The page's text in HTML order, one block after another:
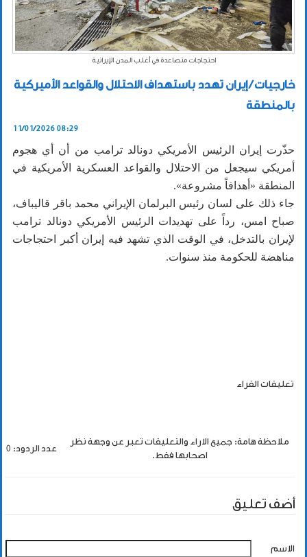
احتجاجات متصاعدة في أغلب المدن الإيرانية
خارجيات / إيران تهدد باستهداف الاحتلال والقواعد الأميركية
بالمنطقة
11/01/2026 08:29
حذّرت إيران الرئيس الأمريكي دونالد ترامب من أن أي هجوم
أمريكي سيجعل من الاحتلال والقواعد العسكرية الأمريكية في
المنطقة «أهدافاً مشروعة».
جاء ذلك على لسان رئيس البرلمان الإيراني محمد باقر قاليباف،
صباح امس، رداً على تهديدات الرئيس الأمريكي دونالد ترامب
لإيران بالتدخل، في الوقت الذي تشهد فيه إيران أكبر احتجاجات
مناهضة للحكومة منذ سنوات.
تعليقات القراء
ملاحظة هامة: جميع الاراء والتعليقات تعبر عن وجهة نظر
اصحابها فقط.
عدد الردود: 0
أضف تعليق
الاسم